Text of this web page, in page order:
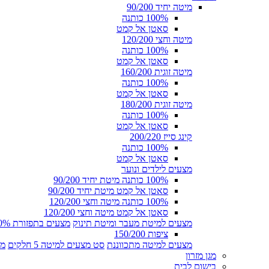
מיטה יחיד 90/200
100% כותנה
סאטן אל קמט
מיטה וחצי 120/200
100% כותנה
סאטן אל קמט
מיטה זוגית 160/200
100% כותנה
סאטן אל קמט
מיטה זוגית 180/200
100% כותנה
סאטן אל קמט
קינג סייז 200/220
100% כותנה
סאטן אל קמט
מצעים לילדים ונוער
100% כותנה מיטת יחיד 90/200
סאטן אל קמט מיטת יחיד 90/200
100% כותנה מיטה וחצי 120/200
סאטן אל קמט מיטה וחצי 120/200
מצעים למיטת מעבר ומיטת תינוק מצעים בתפזורת 100% כותנה
ציפות 150/200
מצעים למיטה מתכווננת סט מצעים למיטה 5 חלקים
מגן מזרון
בישום לבית